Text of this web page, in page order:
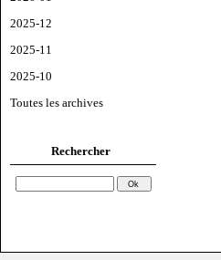
2025-12
2025-11
2025-10
Toutes les archives
Rechercher